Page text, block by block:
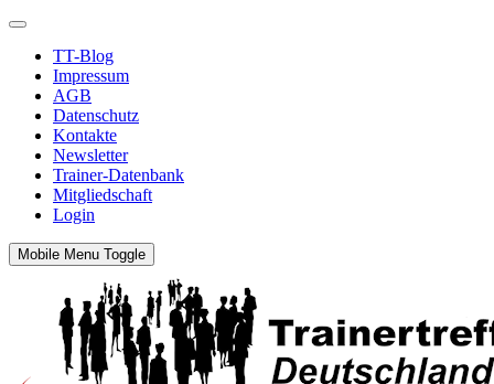
TT-Blog
Impressum
AGB
Datenschutz
Kontakte
Newsletter
Trainer-Datenbank
Mitgliedschaft
Login
Mobile Menu Toggle